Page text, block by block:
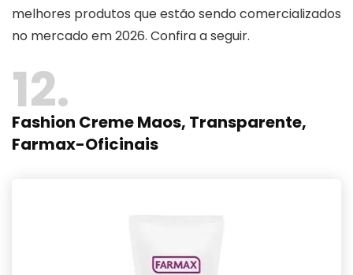
melhores produtos que estão sendo comercializados
no mercado em 2026. Confira a seguir.
12
Fashion Creme Maos, Transparente,
Farmax-Oficinais